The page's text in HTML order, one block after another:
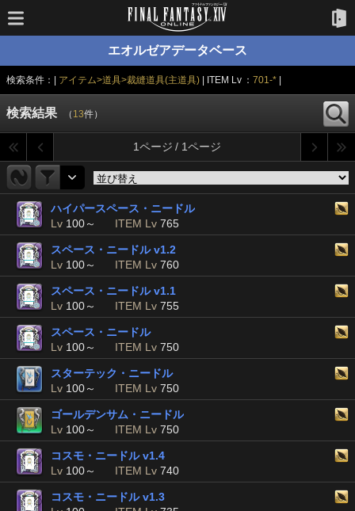
エオルゼアデータベース
検索条件：| アイテム>道具>裁縫道具(主道具) | ITEM Lv ：701-*
検索結果 （ 13件）
1ページ / 1ページ
ハイパースペース・ニードル
Lv 100～ ITEM Lv 765
スペース・ニードル v1.2
Lv 100～ ITEM Lv 760
スペース・ニードル v1.1
Lv 100～ ITEM Lv 755
スペース・ニードル
Lv 100～ ITEM Lv 750
スターテック・ニードル
Lv 100～ ITEM Lv 750
ゴールデンサム・ニードル
Lv 100～ ITEM Lv 750
コスモ・ニードル v1.4
Lv 100～ ITEM Lv 740
コスモ・ニードル v1.3